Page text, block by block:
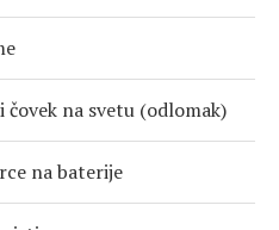
na svetu (odlomak)
na baterije